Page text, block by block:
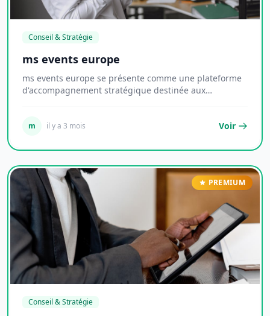
Conseil & Stratégie
ms events europe
ms events europe se présente comme une plateforme
d'accompagnement stratégique destinée aux
m il y a 3 mois Voir
PREMIUM
Conseil & Stratégie